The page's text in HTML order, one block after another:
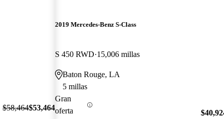
$58,464$53,464
2019 Mercedes-Benz S-Class
S 450 RWD 15,006 millas
Baton Rouge, LA
5 millas
Gran
oferta